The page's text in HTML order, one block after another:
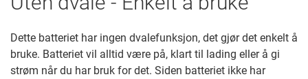
Dette batteriet har ingen dvalefunksjon, det gjør det enkelt å
bruke. Batteriet vil alltid være på, klart til lading eller å gi
strøm når du har bruk for det. Siden batteriet ikke har